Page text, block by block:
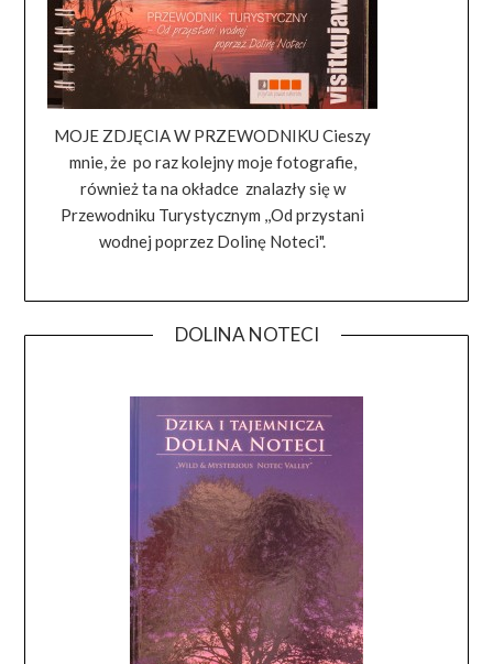
MOJE ZDJĘCIA W PRZEWODNIKU Cieszy
mnie, że po raz kolejny moje fotografie,
również ta na okładce znalazły się w
Przewodniku Turystycznym ,,Od przystani
wodnej poprzez Dolinę Noteci".
DOLINA NOTECI